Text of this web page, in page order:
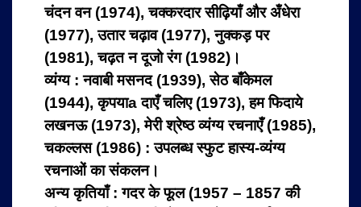
चंदन वन (1974), चक्‍करदार सीढ़ियाँ और अँधेरा
(1977), उतार चढ़ाव (1977), नुक्‍कड़ पर
(1981), चढ़त न दूजो रंग (1982)।
व्यंग्य : नवाबी मसनद (1939), सेठ बाँकेमल
(1944), कृपयाa दाएँ चलिए (1973), हम फिदाये
लखनऊ (1973), मेरी श्रेष्‍ठ व्‍यंग्‍य रचनाएँ (1985),
चकल्‍लस (1986) : उपलब्‍ध स्‍फुट हास्‍य-व्‍यंग्‍य
रचनाओं का संकलन।
अन्य कृतियाँ : गदर के फूल (1957 – 1857 की